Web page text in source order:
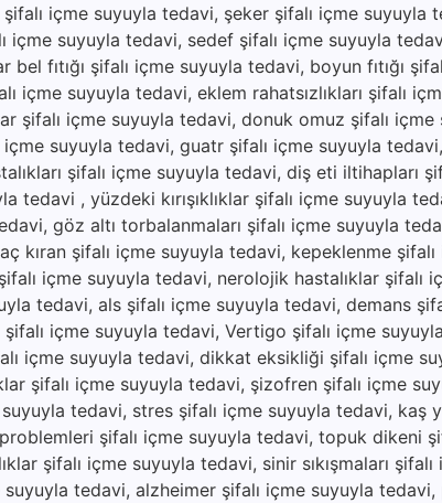
içme suyuyla tedavi, şeker şifalı içme suyuyla
içme suyuyla tedavi, sedef şifalı içme suyuyla
fıtığı şifalı içme suyuyla tedavi, boyun fıtığı
içme suyuyla tedavi, eklem rahatsızlıkları şifalı
şifalı içme suyuyla tedavi, donuk omuz şifalı
içme suyuyla tedavi, guatr şifalı içme suyuyla
şifalı içme suyuyla tedavi, diş eti iltihapları
, yüzdeki kırışıklıklar şifalı içme suyuyla
göz altı torbalanmaları şifalı içme suyuyla
kıran şifalı içme suyuyla tedavi, kepeklenme
içme suyuyla tedavi, nerolojik hastalıklar şifalı
tedavi, als şifalı içme suyuyla tedavi, demans
içme suyuyla tedavi, Vertigo şifalı içme
içme suyuyla tedavi, dikkat eksikliği şifalı içme
şifalı içme suyuyla tedavi, şizofren şifalı içme
tedavi, stres şifalı içme suyuyla tedavi, kaş
şifalı içme suyuyla tedavi, topuk dikeni
şifalı içme suyuyla tedavi, sinir sıkışmaları
tedavi, alzheimer şifalı içme suyuyla tedavi,